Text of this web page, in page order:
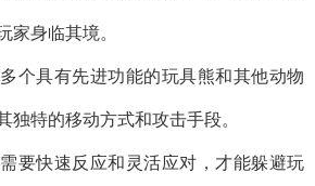
家身临其境。
个具有先进功能的玩具熊和其他动物
独特的移动方式和攻击手段。
要快速反应和灵活应对，才能躲避玩